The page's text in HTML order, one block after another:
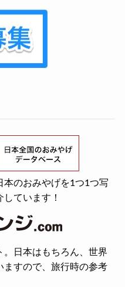
本のおみやげを1つ1つ写
ています！
。日本はもちろん、世界
ますので、旅行時の参考